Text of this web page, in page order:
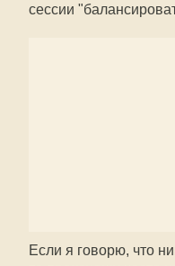
сессии
Если я говорю, что